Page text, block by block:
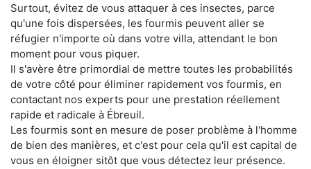
Surtout, évitez de vous attaquer à ces insectes, parce
qu'une fois dispersées, les fourmis peuvent aller se
réfugier n'importe où dans votre villa, attendant le bon
moment pour vous piquer.
Il s'avère être primordial de mettre toutes les probabilités
de votre côté pour éliminer rapidement vos fourmis, en
contactant nos experts pour une prestation réellement
rapide et radicale à Ébreuil.
Les fourmis sont en mesure de poser problème à l'homme
de bien des manières, et c'est pour cela qu'il est capital de
vous en éloigner sitôt que vous détectez leur présence.